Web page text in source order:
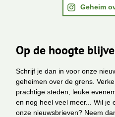
Geheim
Op de hoogte
Schrijf je dan in voor onze
geheimen over de grens.
prachtige steden, leuke
en nog heel veel meer... Wil je
onze nieuwsbrieven? Neem